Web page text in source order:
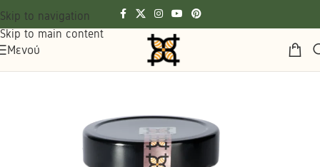
Skip to navigation
Skip to main content
Μενού